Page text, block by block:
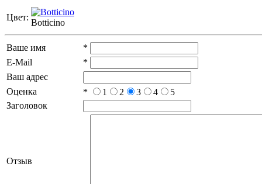
Цвет:
Botticino
Ваше имя
*
E-Mail
*
Ваш адрес
Оценка
* 1 2 3 4
5
Заголовок
Отзыв